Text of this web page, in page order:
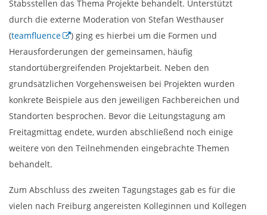
Stabsstellen das Thema Projekte behandelt. Unterstützt
durch die externe Moderation von Stefan Westhauser
(teamfluence
) ging es hierbei um die Formen und
Herausforderungen der gemeinsamen, häufig
standortübergreifenden Projektarbeit. Neben den
grundsätzlichen Vorgehensweisen bei Projekten wurden
konkrete Beispiele aus den jeweiligen Fachbereichen und
Standorten besprochen. Bevor die Leitungstagung am
Freitagmittag endete, wurden abschließend noch einige
weitere von den Teilnehmenden eingebrachte Themen
behandelt.
Zum Abschluss des zweiten Tagungstages gab es für die
vielen nach Freiburg angereisten Kolleginnen und Kollegen